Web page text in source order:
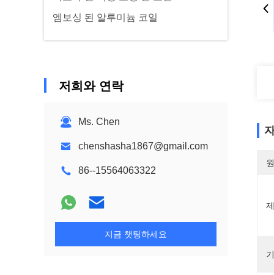
엠보싱 된 알루미늄 코일
저희와 연락
Ms. Chen
chenshasha1867@gmail.com
86--15564063322
지금 챗팅하세요